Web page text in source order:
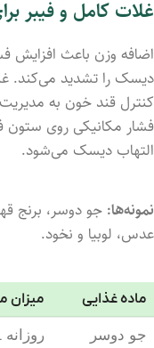
غلات کامل و فیبر
اضافه وزن باعث افزایش
دیسک را تشدید می‌کند.
کنترل قند خون به
فشار مکانیکی روی ستون
التهاب دیسک می‌شود.
نمونه‌ها: جو دوسر، برنج
عدس، لوبیا و نخود.
ماده غذایی میزان
جو دوسر روزانه 1–2 وعده (هر وعده حدود 40–50 گرم)